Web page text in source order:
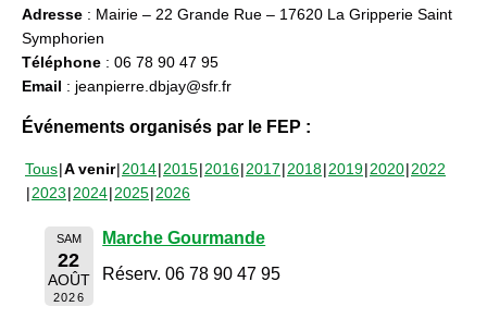
Adresse : Mairie – 22 Grande Rue – 17620 La Gripperie Saint
Symphorien
Téléphone : 06 78 90 47 95
Email : jeanpierre.dbjay@sfr.fr
Événements organisés par le FEP :
Tous A venir 2014 2015 2016 2017 2018 2019 2020 2022
2023 2024 2025 2026
SAM
22
AOÛT
2026
Marche Gourmande
Réserv. 06 78 90 47 95